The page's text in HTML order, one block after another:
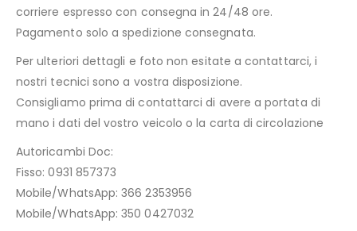
corriere espresso con consegna in 24/48 ore.
Pagamento solo a spedizione consegnata.
Per ulteriori dettagli e foto non esitate a contattarci, i
nostri tecnici sono a vostra disposizione.
Consigliamo prima di contattarci di avere a portata di
mano i dati del vostro veicolo o la carta di circolazione
Autoricambi Doc:
Fisso: 0931 857373
Mobile/WhatsApp: 366 2353956
Mobile/WhatsApp: 350 0427032